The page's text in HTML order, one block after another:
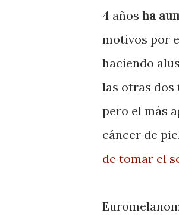
4 años ha
motivos por
haciendo
las otras dos
pero el más
cáncer de
de tomar el